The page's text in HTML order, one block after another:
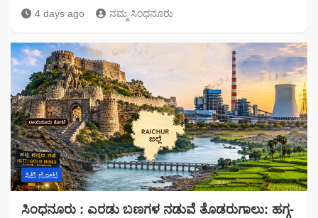
4 days ago ನಮ್ಮ ಸಿಂಧನೂರು
ಸಿಟಿ ನೋಟ
ಸಿಂಧನೂರು : ಎರಡು ಬಣಗಳ ನಡುವೆ ತೊಡರುಗಾಲು: ಹಗ್ಗ-